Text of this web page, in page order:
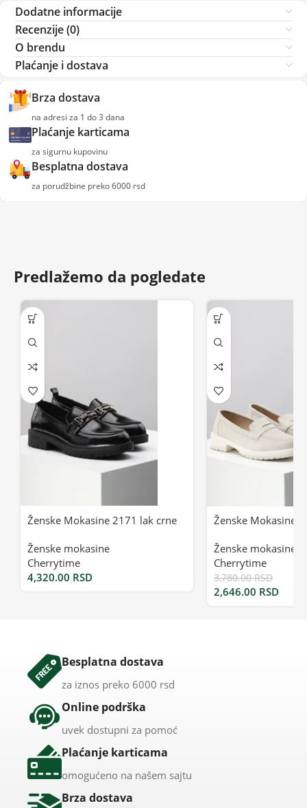
Dodatne informacije
Recenzije (0)
O brendu
Plaćanje i dostava
Brza dostava
na adresi za 1 do 3 dana
Plaćanje karticama
za sigurnu kupovinu
Besplatna dostava
za porudžbine preko 6000 rsd
Predlažemo da pogledate
Ženske Mokasine 2171 lak crne
Ženske mokasine
Cherrytime
4,320.00 RSD
Ženske Mokasine
Ženske mokasine
Cherrytime
3,780.00RSD
2,646.00 RSD
Besplatna dostava
za iznos preko 6000 rsd
Online podrška
uvek dostupni za pomoć
Plaćanje karticama
omogućeno na našem sajtu
Brza dostava